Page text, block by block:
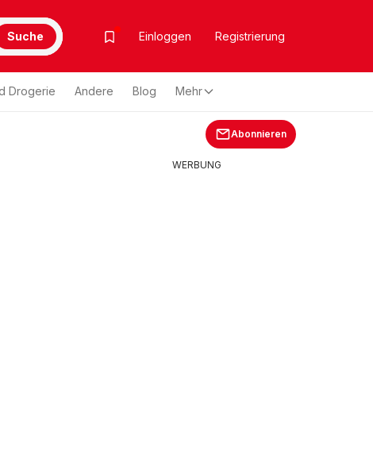
Suche Einloggen Registrierung
Drogerie Andere Blog Mehr
Abonnieren
WERBUNG